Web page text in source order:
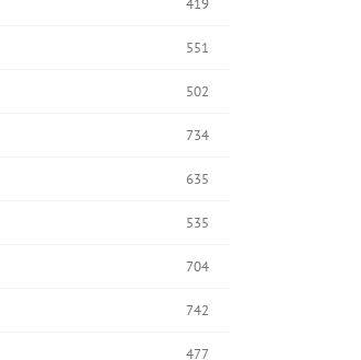
419
551
502
734
635
535
704
742
477